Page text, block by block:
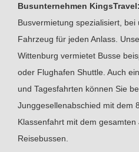
Busunternehmen KingsTravel:
Busvermietung spezialisiert,
Fahrzeug für jeden Anlass.
Wittenburg vermietet Busse
oder Flughafen Shuttle. Auch
und Tagesfahrten können Sie
Junggesellenabschied mit dem
Klassenfahrt mit dem
Reisebussen.